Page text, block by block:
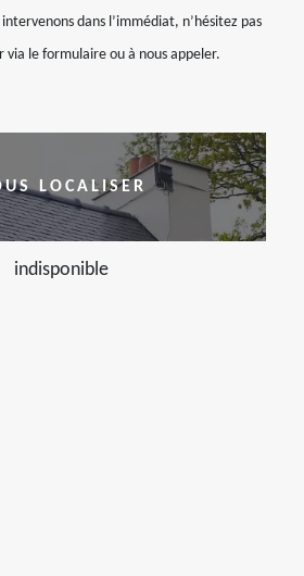
intervenons dans l’immédiat, n’hésitez pas
via le formulaire ou à nous appeler.
LOCALISER
indisponible